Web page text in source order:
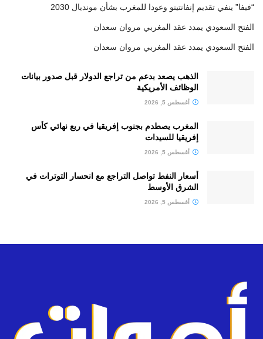
“فيفا” ينفي تقديم إنفانتينو وعودا للمغرب بشأن مونديال 2030
الفتح السعودي يمدد عقد المغربي مروان سعدان
الفتح السعودي يمدد عقد المغربي مروان سعدان
الذهب يصعد بدعم من تراجع الدولار قبل صدور بيانات
الوظائف الأمريكية
أغسطس 5, 2026
المغرب يصطدم بجنوب إفريقيا في ربع نهائي كأس
إفريقيا للسيدات
أغسطس 5, 2026
أسعار النفط تواصل التراجع مع انحسار التوترات في
الشرق الأوسط
أغسطس 5, 2026